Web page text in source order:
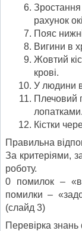
Зростання
рахунок
Пояс
Вигини в
Жовтий
крові.
У людини в
Плечовий
лопатками.
Кістки
Правильна
За критеріями,
роботу.
0 помилок –
помилки –
(слайд 3)
Перевірка